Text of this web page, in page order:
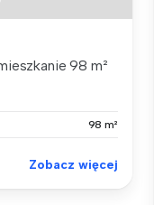
98 m²
98 m²
Zobacz więcej